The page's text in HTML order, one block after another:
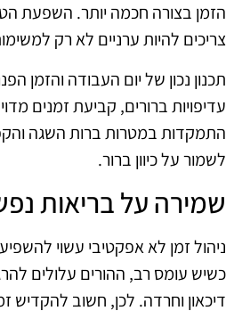
הזמן בצורה חכמה יותר. השפעת
צריכים להיות ערניים לא רק
תכנון נכון של יום העבודה והזמן
עדיפויות ברורים, קביעת זמנים
התמקדות במטרות ברות השגה
לשמור על כיוון ברור.
שמירה על בריאות
ניהול זמן לא אפקטיבי עשוי
כשיש עומס רב, ההורים עלולים
דיכאון וחרדה. לכן, חשוב להקדיש